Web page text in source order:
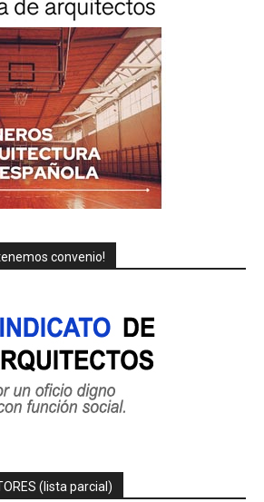
convenio!
(lista parcial)